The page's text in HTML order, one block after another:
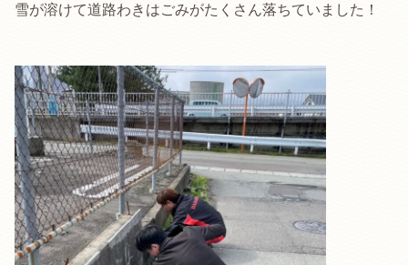
雪が溶けて道路わきはごみがたくさん落ちていました！